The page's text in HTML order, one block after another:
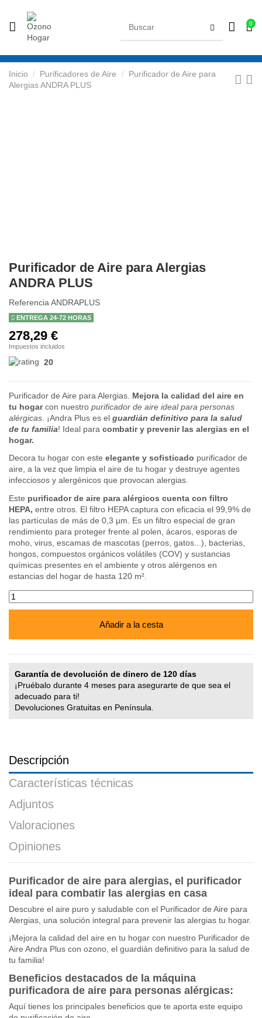
0
Inicio Purificadores de Aire
Purificador de Aire para
Alergias ANDRA PLUS
Purificador de Aire para Alergias
ANDRA PLUS
Referencia ANDRAPLUS
ENTREGA 24-72 HORAS
278,29 €
Impuestos incluidos
20
Purificador de Aire para Alergias. Mejora la calidad del aire en
tu hogarcon nuestro purificador de aire ideal para personas
alérgicas. ¡Andra Plus es el guardián definitivo para la salud
de tu familia! Ideal para combatir y prevenir las alergias en el
hogar.
Decora tu hogar con este elegante y sofisticado purificador de
aire, a la vez que limpia el aire de tu hogar y destruye agentes
infecciosos y alergénicos que provocan alergias.
Este purificador de aire para alérgicos cuenta con filtro
HEPA, entre otros. El filtro HEPA captura con eficacia el 99,9% de
las partículas de más de 0,3 µm. Es un filtro especial de gran
rendimiento para proteger frente al polen, ácaros, esporas de
moho, virus, escamas de mascotas (perros, gatos...), bacterias,
hongos, compuestos orgánicos volátiles (COV) y sustancias
químicas presentes en el ambiente y otros alérgenos en
estancias del hogar de hasta 120 m².
Añadir a la cesta
Garantía de devolución de dinero de 120 días
¡Pruébalo durante 4 meses para asegurarte de que sea el
adecuado para ti!
Devoluciones Gratuitas en Península.
Descripción
Características técnicas
Adjuntos
Valoraciones
Opiniones
Purificador de aire para alergias, el purificador
ideal para combatir las alergias en casa
Descubre el aire puro y saludable con el Purificador de Aire para
Alergias, una solución integral para prevenir las alergias tu hogar.
¡Mejora la calidad del aire en tu hogar con nuestro Purificador de
Aire Andra Plus con ozono, el guardián definitivo para la salud de
tu familia!
Beneficios destacados de la máquina
purificadora de aire para personas alérgicas:
Aquí tienes los principales beneficios que te aporta este equipo